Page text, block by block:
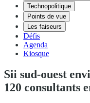
Technopolitique
Points de vue
Les faiseurs
Défis
Agenda
Kiosque
Sii sud-ouest
120 consultants